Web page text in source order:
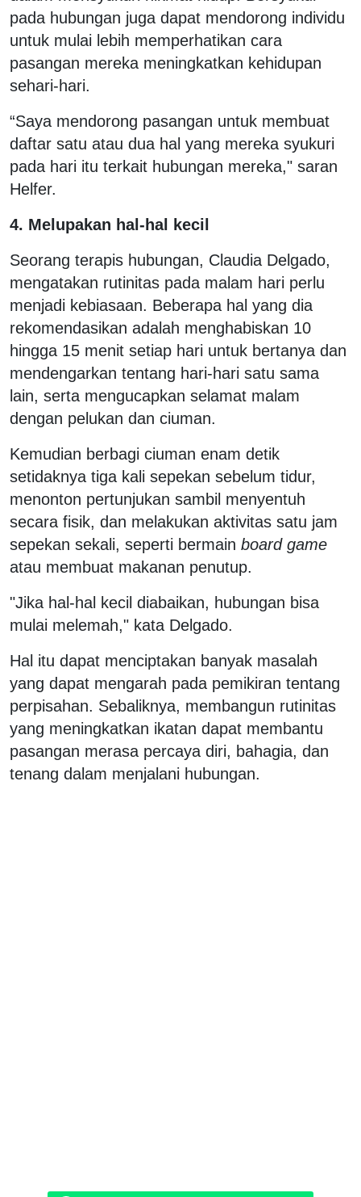
pada hubungan juga dapat mendorong individu
untuk mulai lebih memperhatikan cara
pasangan mereka meningkatkan kehidupan
sehari-hari.
“Saya mendorong pasangan untuk membuat
daftar satu atau dua hal yang mereka syukuri
pada hari itu terkait hubungan mereka," saran
Helfer.
4. Melupakan hal-hal kecil
Seorang terapis hubungan, Claudia Delgado,
mengatakan rutinitas pada malam hari perlu
menjadi kebiasaan. Beberapa hal yang dia
rekomendasikan adalah menghabiskan 10
hingga 15 menit setiap hari untuk bertanya dan
mendengarkan tentang hari-hari satu sama
lain, serta mengucapkan selamat malam
dengan pelukan dan ciuman.
Kemudian berbagi ciuman enam detik
setidaknya tiga kali sepekan sebelum tidur,
menonton pertunjukan sambil menyentuh
secara fisik, dan melakukan aktivitas satu jam
sepekan sekali, seperti bermain board game
atau membuat makanan penutup.
"Jika hal-hal kecil diabaikan, hubungan bisa
mulai melemah," kata Delgado.
Hal itu dapat menciptakan banyak masalah
yang dapat mengarah pada pemikiran tentang
perpisahan. Sebaliknya, membangun rutinitas
yang meningkatkan ikatan dapat membantu
pasangan merasa percaya diri, bahagia, dan
tenang dalam menjalani hubungan.